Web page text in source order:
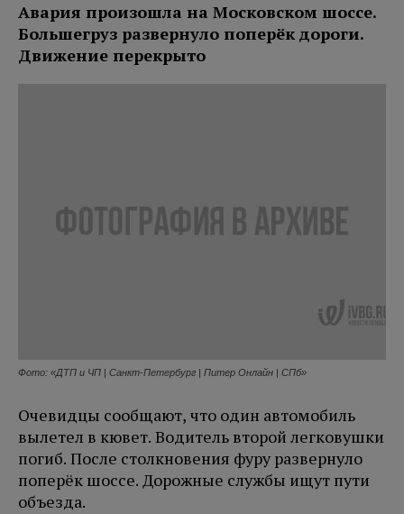
Авария произошла на Московском шоссе.
Большегруз развернуло поперёк дороги.
Движение перекрыто
Фото: «ДТП и ЧП | Санкт-Петербург | Питер Онлайн | СПб»
Очевидцы сообщают, что один автомобиль
вылетел в кювет. Водитель второй легковушки
погиб. После столкновения фуру развернуло
поперёк шоссе. Дорожные службы ищут пути
объезда.